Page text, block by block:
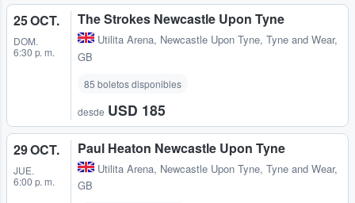
25 OCT.
DOM.
6:30 p. m.
The Strokes Newcastle Upon Tyne
Utilita Arena, Newcastle Upon Tyne, Tyne and Wear,
GB
85 boletos disponibles
desde USD 185
29 OCT.
JUE.
6:00 p. m.
Paul Heaton Newcastle Upon Tyne
Utilita Arena, Newcastle Upon Tyne, Tyne and Wear,
GB